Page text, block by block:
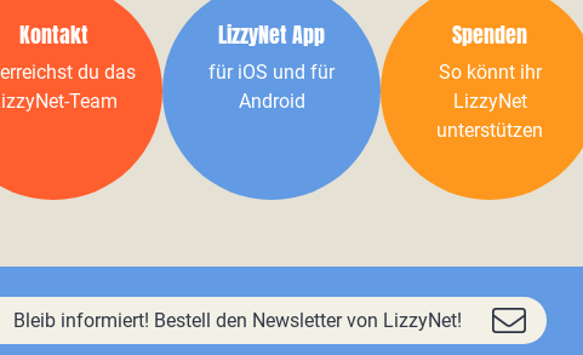
Kontakt
du das
Team
LizzyNet App
für iOS und für
Android
Spenden
So könnt ihr
LizzyNet
unterstützen
Bleib informiert! Bestell den Newsletter von LizzyNet!